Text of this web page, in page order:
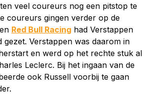
veel coureurs nog een pitstop te
coureurs gingen verder op de
Red Bull Racing had Verstappen
gezet. Verstappen was daarom in
en werd op het rechte stuk al
Leclerc. Bij het ingaan van de
ook Russell voorbij te gaan